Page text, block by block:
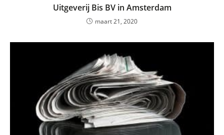
Uitgeverij Bis BV in Amsterdam
maart 21, 2020